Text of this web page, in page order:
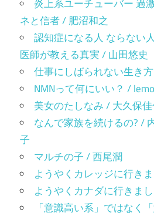
炎上系ユーチューバー 過
ネと信者 / 肥沼和之
認知症になる人 ならない
医師が教える真実 / 山田悠史
仕事にしばられない生き
NMNって何にいい？ /
美女のたしなみ / 大久保
なんで家族を続けるの? /
子
マルチの子 / 西尾潤
ようやくカレッジに行き
ようやくカナダに行きま
「意識高い系」ではなく